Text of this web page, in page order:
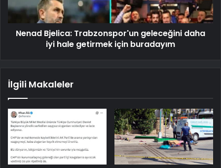
Nenad Bjelica: Trabzonspor'un geleceğini daha
iyi hale getirmek için buradayım
İlgili Makaleler